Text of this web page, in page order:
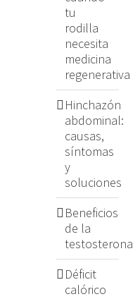
tu
rodilla
necesita
medicina
regenerativa
Hinchazón
abdominal:
causas,
síntomas
y
soluciones
Beneficios
de la
testosterona
Déficit
calórico